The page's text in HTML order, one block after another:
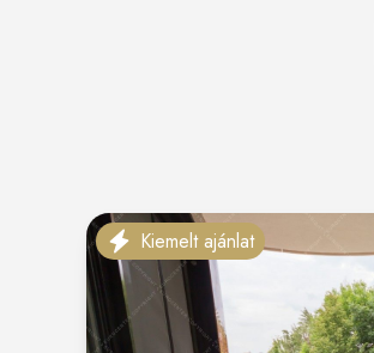
Kiemelt ajánlat